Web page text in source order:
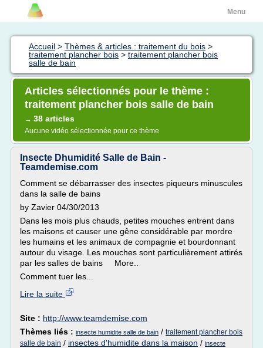
Menu
Accueil > Thèmes & articles : traitement du bois >
traitement plancher bois > traitement plancher bois
salle de bain
Articles sélectionnés pour le thème :
traitement plancher bois salle de bain
→ 38 articles
Aucune vidéo sélectionnée pour ce thème
Insecte Dhumidité Salle de Bain -
Teamdemise.com
Comment se débarrasser des insectes piqueurs minuscules
dans la salle de bains
by Zavier 04/30/2013
Dans les mois plus chauds, petites mouches entrent dans
les maisons et causer une gêne considérable par mordre
les humains et les animaux de compagnie et bourdonnant
autour du visage. Les mouches sont particulièrement attirés
par les salles de bains More..
Comment tuer les...
Lire la suite
Site : http://www.teamdemise.com
Thèmes liés : insecte humidite salle de bain / traitement plancher bois
salle de bain / insectes d'humidite dans la maison / insecte